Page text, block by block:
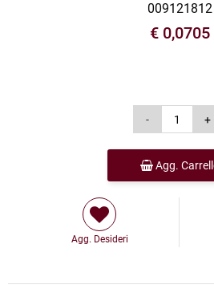
009121812
€ 0,0705
Agg.
Agg. Desideri